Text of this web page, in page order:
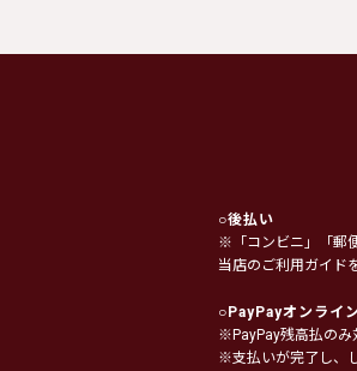
○後払い
※「コンビニ」「郵
当店のご利用ガイド
○PayPayオンライ
※PayPay残高払のみ
※支払いが完了し、